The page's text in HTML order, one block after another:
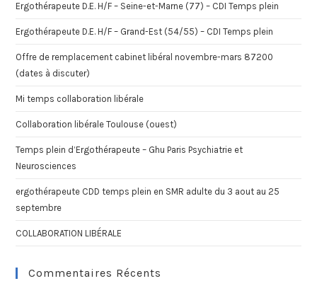
Ergothérapeute D.E. H/F – Seine-et-Marne (77) – CDI Temps plein
Ergothérapeute D.E. H/F – Grand-Est (54/55) – CDI Temps plein
Offre de remplacement cabinet libéral novembre-mars 87200
(dates à discuter)
Mi temps collaboration libérale
Collaboration libérale Toulouse (ouest)
Temps plein d’Ergothérapeute – Ghu Paris Psychiatrie et
Neurosciences
ergothérapeute CDD temps plein en SMR adulte du 3 aout au 25
septembre
COLLABORATION LIBÉRALE
Commentaires Récents